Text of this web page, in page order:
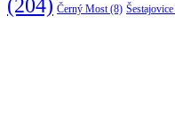
(204) Černý Most(8) Šestajovice